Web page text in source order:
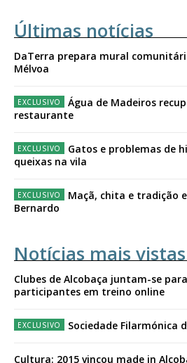
Últimas notícias
DaTerra prepara mural
Mélvoa
Água de Madeiros
restaurante
Gatos e problemas de
queixas na vila
Maçã, chita e tradição
Bernardo
Notícias mais vistas
Clubes de Alcobaça juntam-se
participantes em treino online
Sociedade Filarmónica
Cultura: 2015 vincou made in